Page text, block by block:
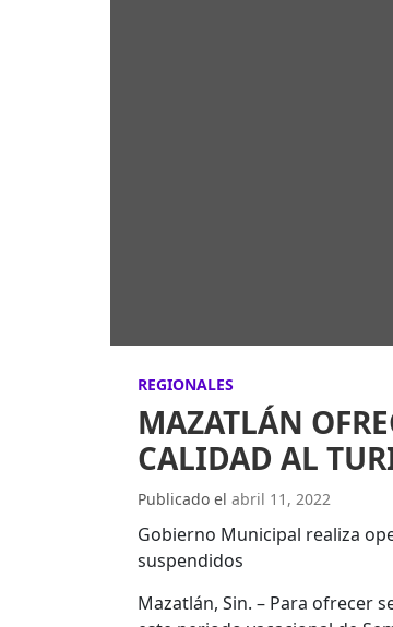
REGIONALES
MAZATLÁN
CALIDAD AL
Publicado el abril 11, 2022
Gobierno Municipal realiza
suspendidos
Mazatlán, Sin. – Para ofrecer